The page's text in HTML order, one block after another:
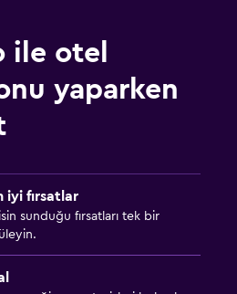
ile otel
yaparken
iyi fırsatlar
sunduğu fırsatları tek bir